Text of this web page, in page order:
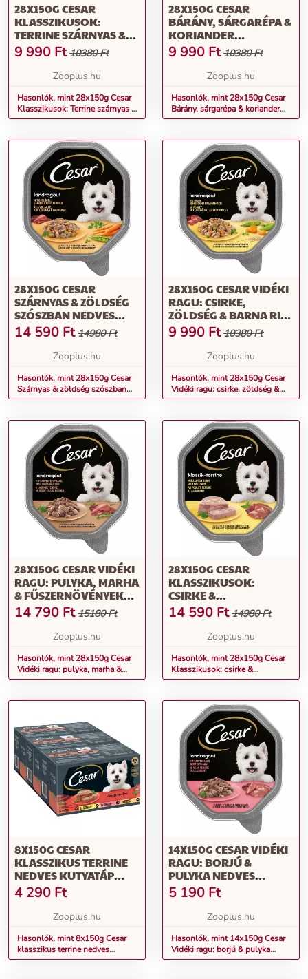
28X150G CESAR
KLASSZIKUSOK:
TERRINE SZÁRNYAS &
MARHA NEDVES
KUTYATÁP
9 990 Ft 10380 Ft
Zooplus.hu
Hasonlók, mint 28x150g Cesar
Klasszikusok: Terrine szárnyas &
marha nedves kutyatáp
28X150G CESAR
BÁRÁNY, SÁRGARÉPA &
KORIANDER
ASZPIKBAN NEDVES
KUTYATÁP
9 990 Ft 10380 Ft
Zooplus.hu
Hasonlók, mint 28x150g Cesar
Bárány, sárgarépa & koriander
aszpikban nedves kutyatáp
28X150G CESAR
SZÁRNYAS & ZÖLDSÉG
SZÓSZBAN NEDVES
KUTYATÁP
14 590 Ft 14980 Ft
Zooplus.hu
Hasonlók, mint 28x150g Cesar
Szárnyas & zöldség szószban
nedves kutyatáp
28X150G CESAR VIDÉKI
RAGU: CSIRKE,
ZÖLDSÉG & BARNA RIZS
NEDVES KUTYATÁP
9 990 Ft 10380 Ft
Zooplus.hu
Hasonlók, mint 28x150g Cesar
Vidéki ragu: csirke, zöldség &
barna rizs nedves kutyatáp
28X150G CESAR VIDÉKI
RAGU: PULYKA, MARHA
& FŰSZERNÖVÉNYEK
NEDVES KUTYATÁP
14 790 Ft 15180 Ft
Zooplus.hu
Hasonlók, mint 28x150g Cesar
Vidéki ragu: pulyka, marha &
fűszernövények nedves kutyatáp
28X150G CESAR
KLASSZIKUSOK:
CSIRKE &
PULYKANEDVES
KUTYATÁP
14 590 Ft 14980 Ft
Zooplus.hu
Hasonlók, mint 28x150g Cesar
Klasszikusok: csirke &
pulykanedves kutyatáp
8X150G CESAR
KLASSZIKUS TERRINE
NEDVES KUTYATÁP
VEGYESEN
4 290 Ft
Zooplus.hu
Hasonlók, mint 8x150g Cesar
klasszikus terrine nedves
kutyatáp vegyesen
14X150G CESAR VIDÉKI
RAGU: BORJÚ &
PULYKA NEDVES
KUTYATÁP
5 190 Ft
Zooplus.hu
Hasonlók, mint 14x150g Cesar
Vidéki ragu: borjú & pulyka
nedves kutyatáp